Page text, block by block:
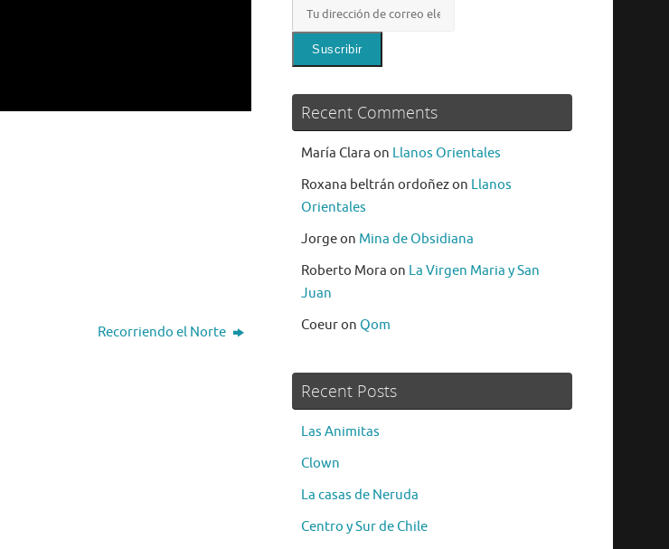
Recorriendo el Norte
Recent Comments
María Clara on Llanos Orientales
Roxana beltrán ordoñezon Llanos
Orientales
Jorgeon Mina de Obsidiana
Roberto Mora on La Virgen Maria y San
Juan
Coeuron Qom
Recent Posts
Las Animitas
Clown
La casas de Neruda
Centro y Sur de Chile